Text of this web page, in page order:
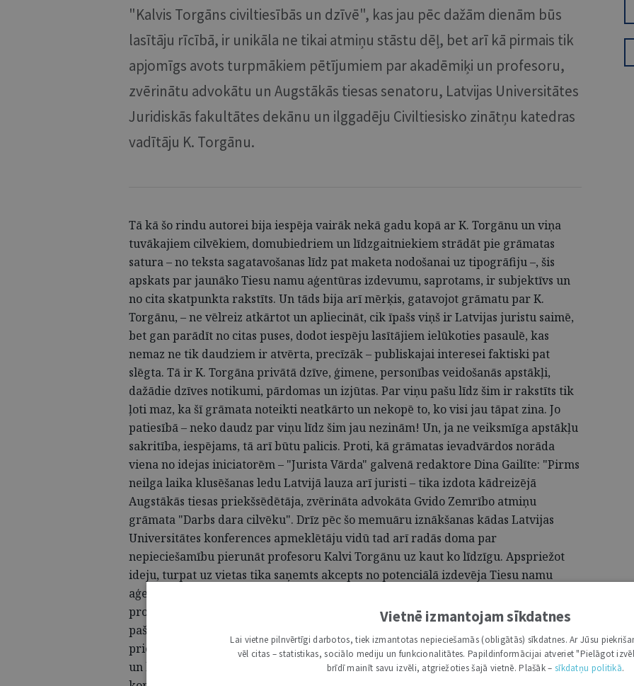
"Kalvis Torgāns civiltiesībās un dzīvē", kas jau pēc dažām dienām būs
lasītāju rīcībā, ir unikāla ne tikai atmiņu stāstu dēļ, bet arī kā pirmais tik
apjomīgs avots turpmākiem pētījumiem par akadēmiķi un profesoru,
zvērinātu advokātu un Augstākās tiesas senatoru, Latvijas Universitātes
Juridiskās fakultātes dekānu un ilggadēju Civiltiesisko zinātņu katedras
vadītāju K. Torgānu.
Tā kā šo rindu autorei bija iespēja vairāk nekā gadu kopā ar K. Torgānu un viņa
tuvākajiem cilvēkiem, domubiedriem un līdzgaitniekiem strādāt pie grāmatas
satura – no teksta sagatavošanas līdz pat maketa nodošanai uz tipogrāfiju –, šis
apskats par jaunāko Tiesu namu aģentūras izdevumu, saprotams, ir subjektīvs un
no cita skatpunkta rakstīts. Un tāds bija arī mērķis, gatavojot grāmatu par K.
Torgānu, – ne vēlreiz atkārtot un apliecināt, cik īpašs viņš ir Latvijas juristu saimē,
bet gan parādīt no citas puses, dodot iespēju lasītājiem ielūkoties pasaulē, kas
nemaz ne tik daudziem ir atvērta, precīzāk – publiskajai interesei faktiski pat
slēgta. Tā ir K. Torgāna privātā dzīve, ģimene, personības veidošanās apstākļi,
dažādie dzīves notikumi, pārdomas un izjūtas. Par viņu pašu līdz šim ir rakstīts tik
ļoti maz, ka šī grāmata noteikti neatkārto un nekopē to, ko visi jau tāpat zina. Jo
patiesībā – neko daudz par viņu līdz šim jau nezinām! Un, ja ne veiksmīga apstākļu
sakritība, iespējams, tā arī būtu palicis. Proti, kā grāmatas ievadvārdos norāda
viena no idejas iniciatorēm – "Jurista Vārda" galvenā redaktore Dina Gailīte: "Pirms
neilga laika klusēšanas ledu Latvijā lauza arī juristi – tika izdota kādreizējā
Augstākās tiesas priekšsēdētāja, zvērināta advokāta Gvido Zemrībo atmiņu
grāmata "Darbs dara cilvēku". Drīz pēc šo memuāru iznākšanas kādas Latvijas
Universitātes konferences apmeklētāju vidū tad arī radās doma par
nepieciešamību pierunāt profesoru Kalvi Torgānu uz kaut ko līdzīgu. Apspriežot
ideju, turpat uz vietas tika saņemts akcepts no potenciālā izdevēja Tiesu namu
aģentūras tās pārstāves Lolitas Pekas personā un atrasta palīdze rakstīšanas
procesā – Sannija Matule no žurnāla "Jurista Vārds". Atlika vēl tikai pārliecināt
pašu profesoru, kurš, konferences solu rindas vidū sēdēdams un nevarēdams no
priekšlikuma uzklausīšanas izvairīties (aizbēgt), gan izrādīja enerģisku pretestību
un beigu beigās "padevās" tikai pēc pāris mēnešu pierunāšanas un rūpīgām
Vietnē izmantojam sīkdatnes
Lai vietne pilnvērtīgi darbotos, tiek izmantotas nepieciešamās (obligātās) sīkdatnes. Ar Jūsu
vēl citas – statistikas, sociālo mediju un funkcionalitātes. Papildinformācijai atveriet "Pielāgot
brīdī mainīt savu izvēli, atgriežoties šajā vietnē. Plašāk – sīkdatņu politikā.